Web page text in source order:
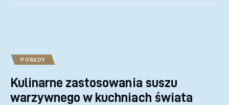
PORADY
Kulinarne zastosowania suszu
warzywnego w kuchniach świata